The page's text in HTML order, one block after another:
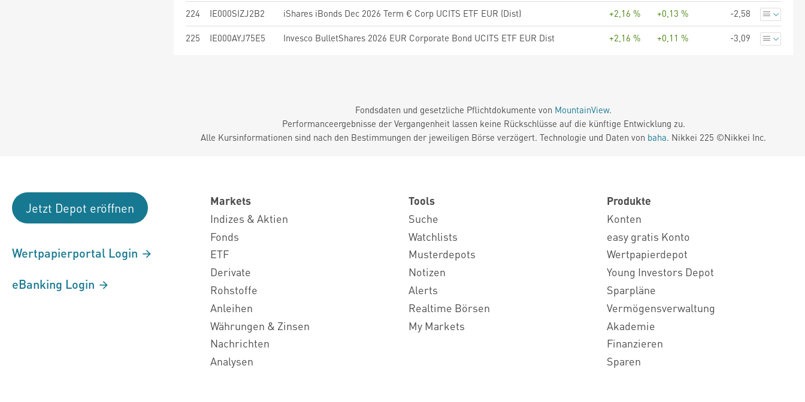
224 IE000SIZJ2B2 iShares iBonds Dec 2026 Term € Corp UCITS ETF EUR (Dist) +2,16 % +0,13 % -2,58
225 IE000AYJ75E5 Invesco BulletShares 2026 EUR Corporate Bond UCITS ETF EUR Dist +2,16 % +0,11 % -3,09
Fondsdaten und gesetzliche Pflichtdokumente von MountainView.
Performanceergebnisse der Vergangenheit lassen keine Rückschlüsse auf die künftige Entwicklung zu.
Alle Kursinformationen sind nach den Bestimmungen der jeweiligen Börse verzögert. Technologie und Daten von baha. Nikkei 225 ©Nikkei Inc.
Jetzt Depot eröffnen
Wertpapierportal Login
eBanking Login
Markets
Indizes & Aktien
Fonds
ETF
Derivate
Rohstoffe
Anleihen
Währungen & Zinsen
Nachrichten
Analysen
Tools
Suche
Watchlists
Musterdepots
Notizen
Alerts
Realtime Börsen
My Markets
Produkte
Konten
easy gratis Konto
Wertpapierdepot
Young Investors Depot
Sparpläne
Vermögensverwaltung
Akademie
Finanzieren
Sparen